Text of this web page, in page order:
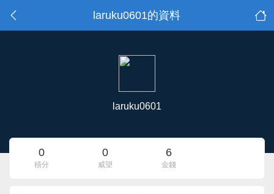
laruku0601的資料
laruku0601
0
積分
0
威望
6
金錢